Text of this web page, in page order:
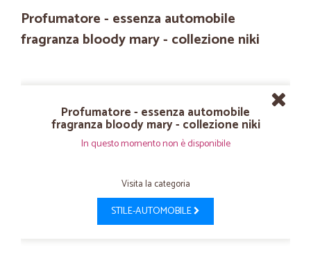
Profumatore - essenza automobile
fragranza bloody mary - collezione niki
Profumatore - essenza automobile
fragranza bloody mary - collezione niki
In questo momento non è disponibile
Visita la categoria
STILE-AUTOMOBILE